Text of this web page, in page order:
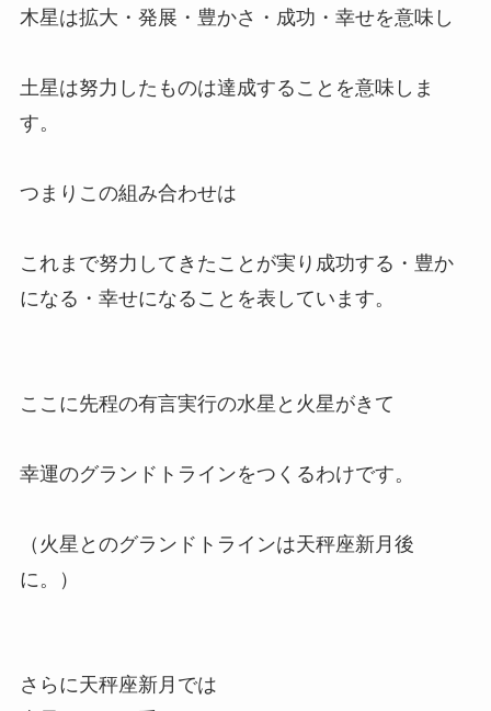
木星は拡大・発展・豊かさ・成功・幸せを意味し
土星は努力したものは達成することを意味しま
す。
つまりこの組み合わせは
これまで努力してきたことが実り成功する・豊か
になる・幸せになることを表しています。
ここに先程の有言実行の水星と火星がきて
幸運のグランドトラインをつくるわけです。
（火星とのグランドトラインは天秤座新月後
に。）
さらに天秤座新月では